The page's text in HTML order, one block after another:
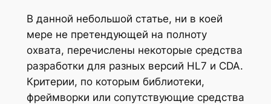
В данной небольшой статье, ни в коей
мере не претендующей на полноту
охвата, перечислены некоторые средства
разработки для разных версий HL7 и CDA.
Критерии, по которым библиотеки,
фреймворки или сопутствующие средства